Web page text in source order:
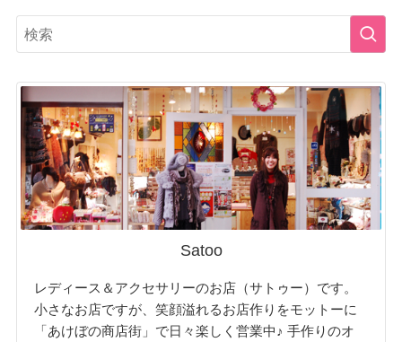
Satoo
レディース＆アクセサリーのお店（サトゥー）です。
小さなお店ですが、笑顔溢れるお店作りをモットーに
「あけぼの商店街」で日々楽しく営業中♪ 手作りのオ